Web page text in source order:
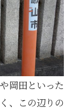
岡田といった
、この辺りの